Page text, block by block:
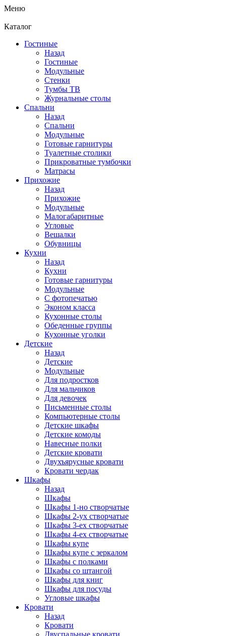
Меню
Каталог
Гостиные
Назад
Гостиные
Модульные
Стенки
Тумбы ТВ
Журнальные столы
Спальни
Назад
Спальни
Модульные
Готовые гарнитуры
Туалетные столики
Прикроватные тумбочки
Матрасы
Прихожие
Назад
Прихожие
Модульные
Малогабаритные
Угловые
Вешалки
Обувницы
Кухни
Назад
Кухни
Готовые гарнитуры
Модульные
С фотопечатью
Эконом класса
Кухонные столы
Обеденные группы
Кухонные уголки
Детские
Назад
Детские
Модульные
Для подростков
Для мальчиков
Для девочек
Письменные столы
Компьютерные столы
Детские шкафы
Детские комоды
Навесные полки
Детские кровати
Двухъярусные кровати
Кровати чердак
Шкафы
Назад
Шкафы
Шкафы 1-но створчатые
Шкафы 2-ух створчатые
Шкафы 3-ех створчатые
Шкафы 4-ех створчатые
Шкафы купе
Шкафы купе с зеркалом
Шкафы с полками
Шкафы со штангой
Шкафы для книг
Шкафы для посуды
Угловые шкафы
Кровати
Назад
Кровати
Двуспальные кровати